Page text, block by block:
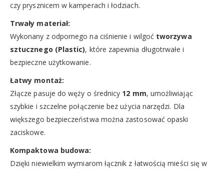
czy prysznicem w kamperach i łodziach.
Trwały materiał:
Wykonany z odpornego na ciśnienie i wilgoć tworzywa
sztucznego (Plastic), które zapewnia długotrwałe i
bezpieczne użytkowanie.
Łatwy montaż:
Złącze pasuje do węży o średnicy 12 mm, umożliwiając
szybkie i szczelne połączenie bez użycia narzędzi. Dla
większego bezpieczeństwa można zastosować opaski
zaciskowe.
Kompaktowa budowa:
Dzięki niewielkim wymiarom łącznik z łatwością mieści się w